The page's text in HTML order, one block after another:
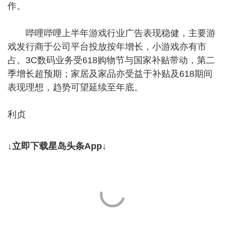
作。
哔哩哔哩上半年游戏行业广告表现稳健，主要游
戏发行商于公司平台投放按年增长，小游戏亦有市
占。3C数码业务受618购物节与国家补贴带动，第二
季增长超预期；家居及家品亦受益于补贴及618期间
表现理想，趋势可望延续至年底。
利贞
↓立即下载星岛头条App↓